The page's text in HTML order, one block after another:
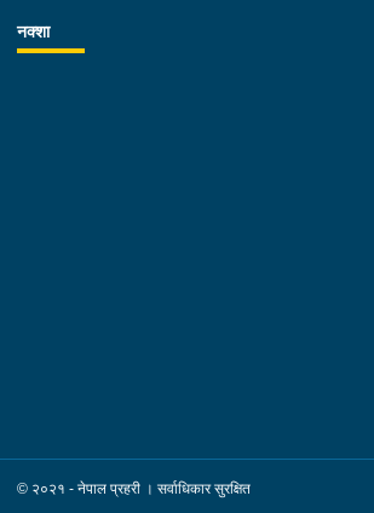
नक्शा
© २०२१ - नेपाल प्रहरी । सर्वाधिकार सुरक्षित